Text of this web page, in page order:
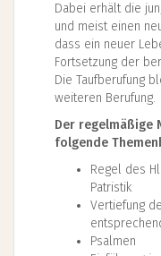
Dabei erhält die
und meist einen
dass ein neuer
Fortsetzung der
Die Taufberufung
weiteren Berufung.
Der
folgende
Regel des
Patristik
Vertiefung
Psalmen